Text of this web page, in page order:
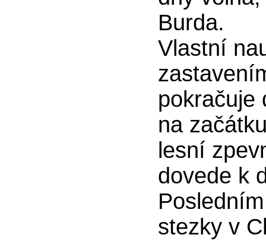
Burda.
Vlastní
pokračuje
na
lesní
dovede k
stezky v